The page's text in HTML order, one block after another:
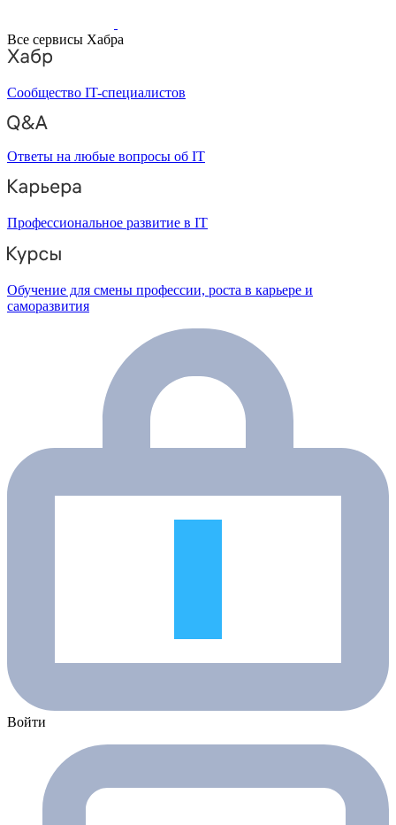
Все сервисы Хабра
Сообщество IT-специалистов
Ответы на любые вопросы об IT
Профессиональное развитие в IT
Обучение для смены профессии, роста в карьере и
саморазвития
Войти